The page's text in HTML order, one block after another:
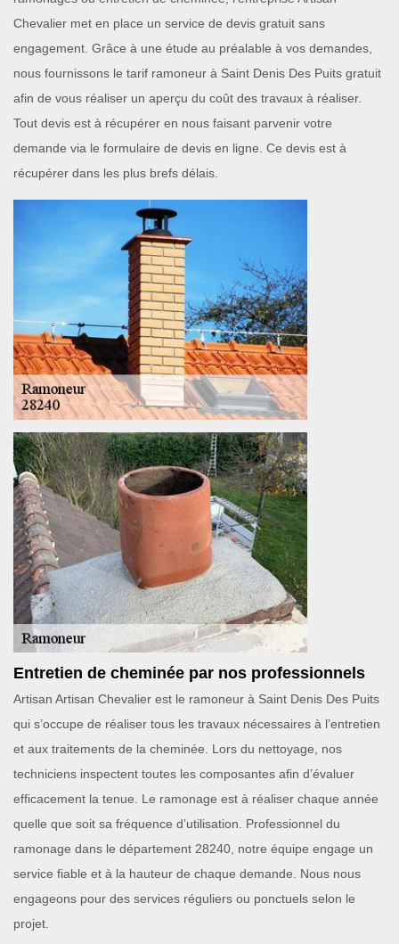
Chevalier met en place un service de devis gratuit sans
engagement. Grâce à une étude au préalable à vos demandes,
nous fournissons le tarif ramoneur à Saint Denis Des Puits gratuit
afin de vous réaliser un aperçu du coût des travaux à réaliser.
Tout devis est à récupérer en nous faisant parvenir votre
demande via le formulaire de devis en ligne. Ce devis est à
récupérer dans les plus brefs délais.
Entretien de cheminée par nos professionnels
Artisan Artisan Chevalier est le ramoneur à Saint Denis Des Puits
qui s’occupe de réaliser tous les travaux nécessaires à l’entretien
et aux traitements de la cheminée. Lors du nettoyage, nos
techniciens inspectent toutes les composantes afin d’évaluer
efficacement la tenue. Le ramonage est à réaliser chaque année
quelle que soit sa fréquence d’utilisation. Professionnel du
ramonage dans le département 28240, notre équipe engage un
service fiable et à la hauteur de chaque demande. Nous nous
engageons pour des services réguliers ou ponctuels selon le
projet.